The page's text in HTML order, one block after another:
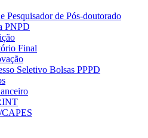
Pesquisador de Pós-doutorado
PNPD
Final
Seletivo Bolsas PPPD